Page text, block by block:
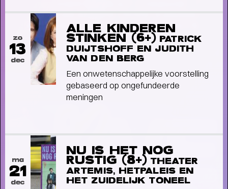
SCHUMACHER OVER RAGING
AGAINST VARIOUS ELEMENTS
Raven voor het leven
zo
13
dec
ALLE KINDEREN
STINKEN (6+) PATRICK
DUIJTSHOFF EN JUDITH
VAN DEN BERG
Een onwetenschappelijke voorstelling
gebaseerd op ongefundeerde
meningen
ma
21
dec
NU IS HET NOG
RUSTIG (8+) THEATER
ARTEMIS, HETPALEIS EN
HET ZUIDELIJK TONEEL